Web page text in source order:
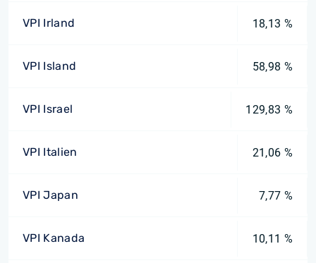
VPI Irland 18,13 %
VPI Island 58,98 %
VPI Israel 129,83 %
VPI Italien 21,06 %
VPI Japan 7,77 %
VPI Kanada 10,11 %